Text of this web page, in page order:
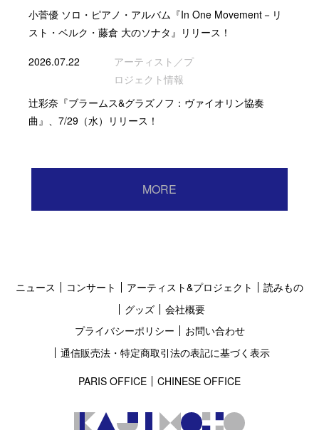
小菅優 ソロ・ピアノ・アルバム『In One Movement－リ
スト・ベルク・藤倉 大のソナタ』リリース！
2026.07.22
アーティスト／プ
ロジェクト情報
辻彩奈『ブラームス&グラズノフ：ヴァイオリン協奏
曲』、7/29（水）リリース！
MORE
ニュース コンサート アーティスト&プロジェクト
読みもの
グッズ
会社概要
プライバシーポリシー
お問い合わせ
通信販売法・特定商取引法の表記に基づく表示
PARIS OFFICE
CHINESE OFFICE